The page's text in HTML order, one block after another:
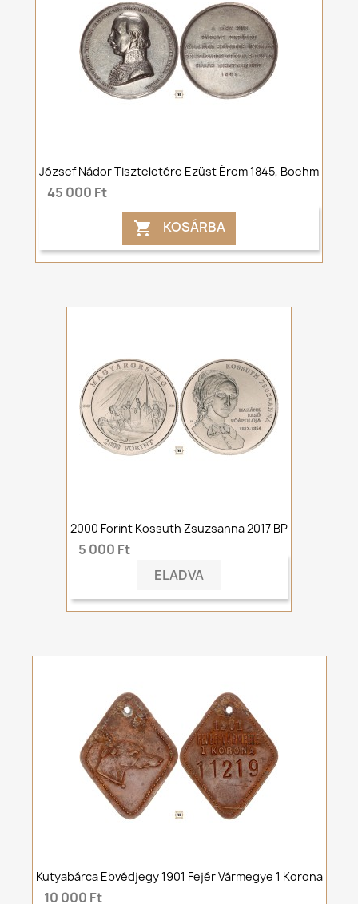
József Nádor Tiszteletére Ezüst Érem 1845, Boehm
45 000 Ft
 KOSÁRBA
2000 Forint Kossuth Zsuzsanna 2017 BP
5 000 Ft
ELADVA
Kutyabárca Ebvédjegy 1901 Fejér Vármegye 1 Korona
10 000 Ft